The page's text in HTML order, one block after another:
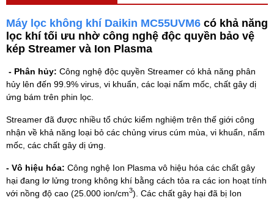
Máy lọc không khí Daikin MC55UVM6 có khả năng
lọc khí tối ưu nhờ công nghệ độc quyền bảo vệ
kép Streamer và Ion Plasma
- Phân hủy: Công nghệ độc quyền Streamer có khả năng phân
hủy lên đến 99.9% virus, vi khuẩn, các loại nấm mốc, chất gây dị
ứng bám trên phin lọc.
Streamer đã được nhiều tổ chức kiểm nghiệm trên thế giới công
nhận về khả năng loại bỏ các chủng virus cúm mùa, vi khuẩn, nấm
mốc, các chất gây dị ứng.
- Vô hiệu hóa: Công nghệ Ion Plasma vô hiệu hóa các chất gây
hại đang lơ lửng trong không khí bằng cách tỏa ra các ion hoạt tính
với nồng độ cao (25.000 ion/cm3). Các chất gây hại đã bị Ion